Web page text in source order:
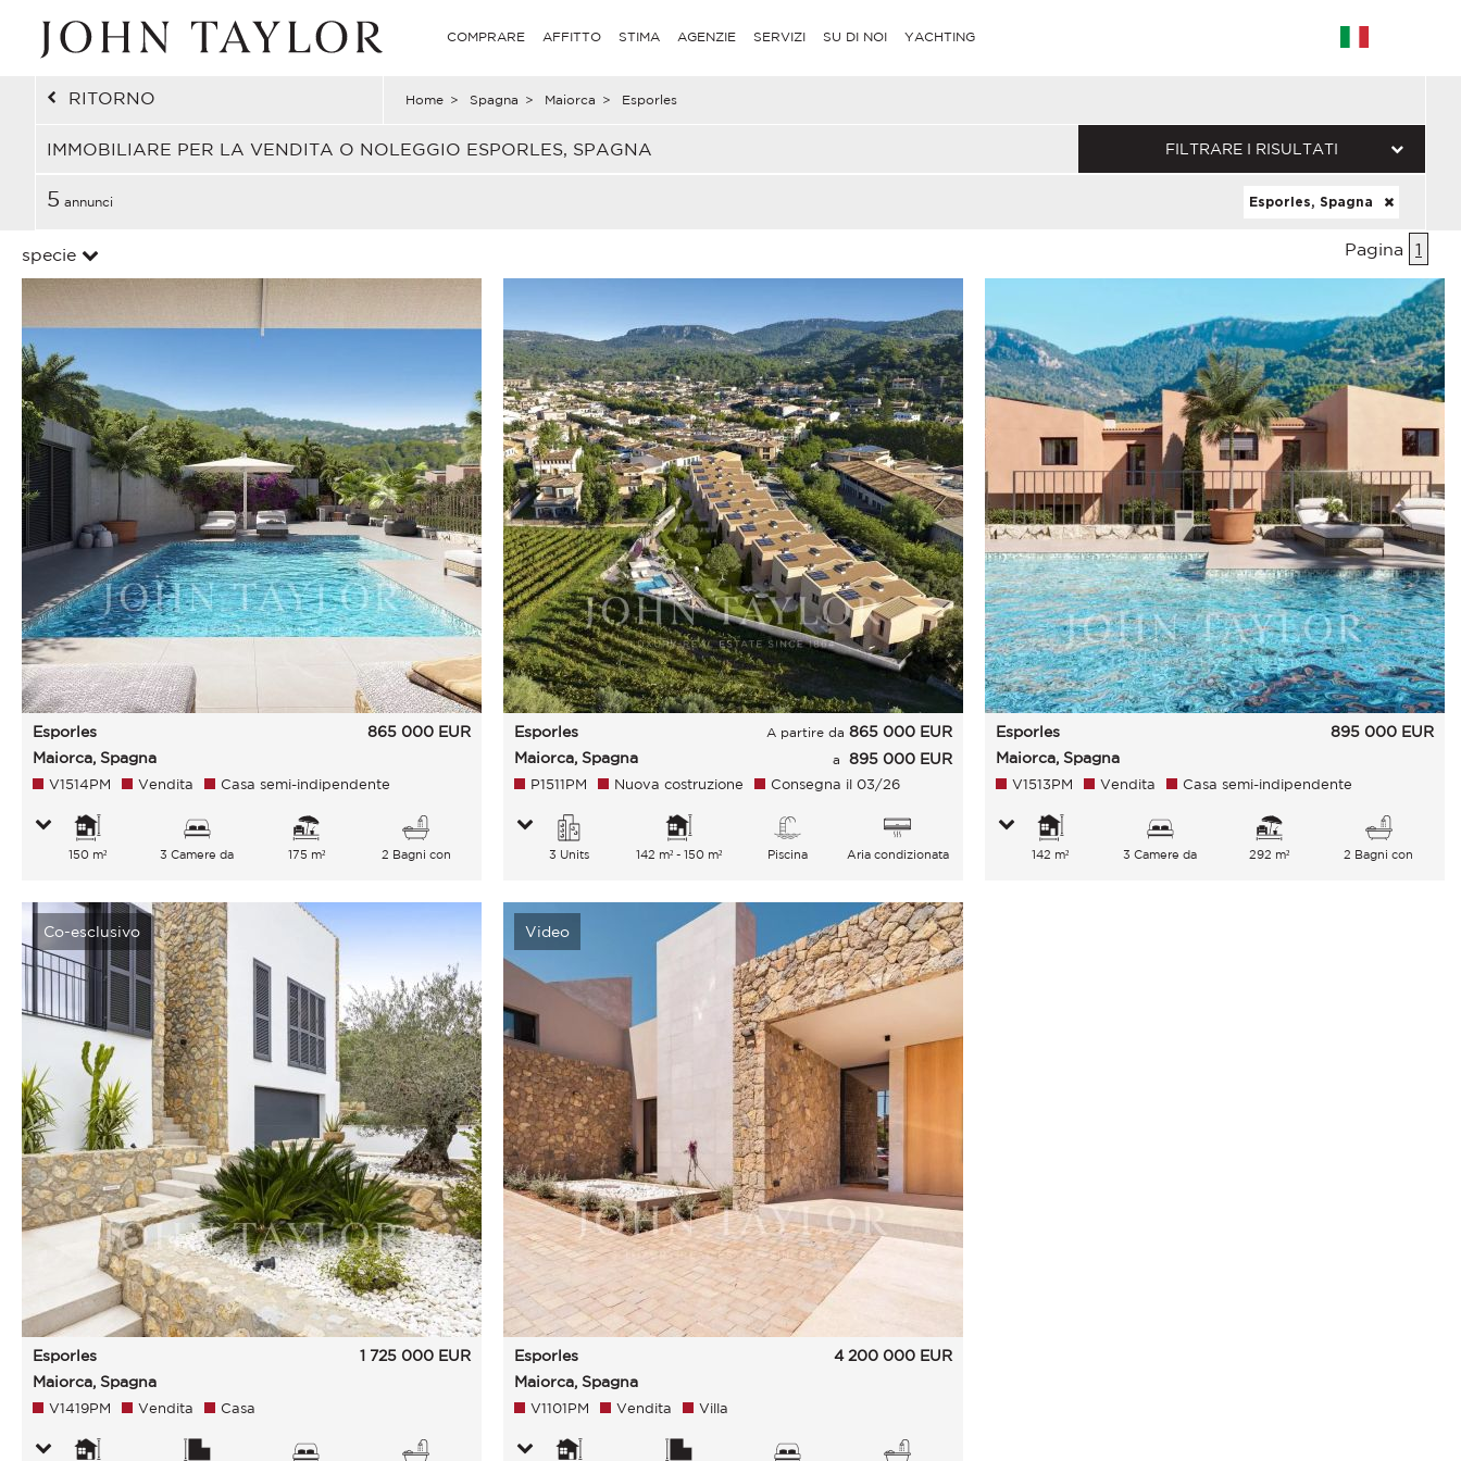
COMPRARE AFFITTO STIMA AGENZIE SERVIZI SU DI NOI YACHTING
RITORNO Home > Spagna > Maiorca > Esporles
IMMOBILIARE PER LA VENDITA O NOLEGGIO ESPORLES, SPAGNA FILTRARE I RISULTATI
5 annunci Esporles, Spagna
specie Pagina 1
Esporles
Maiorca, Spagna
865 000 EUR
V1514PM Vendita Casa semi-indipendente
150 m²
3 Camere da
175 m²
2 Bagni con
Esporles
Maiorca, Spagna
A partire da 865 000 EUR
a 895 000 EUR
P1511PM Nuova costruzione Consegna il 03/26
3 Units 142 m² - 150 m² Piscina Aria condizionata
Esporles
Maiorca, Spagna
895 000 EUR
V1513PM Vendita Casa semi-indipendente
142 m²
3 Camere da
292 m²
2 Bagni con
Co-esclusivo
Esporles
Maiorca, Spagna
1 725 000 EUR
V1419PM Vendita Casa
Video
Esporles
Maiorca, Spagna
4 200 000 EUR
V1101PM Vendita Villa